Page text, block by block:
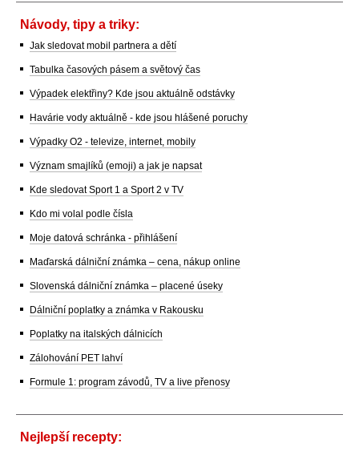
Návody, tipy a triky:
Jak sledovat mobil partnera a dětí
Tabulka časových pásem a světový čas
Výpadek elektřiny? Kde jsou aktuálně odstávky
Havárie vody aktuálně - kde jsou hlášené poruchy
Výpadky O2 - televize, internet, mobily
Význam smajlíků (emoji) a jak je napsat
Kde sledovat Sport 1 a Sport 2 v TV
Kdo mi volal podle čísla
Moje datová schránka - přihlášení
Maďarská dálniční známka – cena, nákup online
Slovenská dálniční známka – placené úseky
Dálniční poplatky a známka v Rakousku
Poplatky na italských dálnicích
Zálohování PET lahví
Formule 1: program závodů, TV a live přenosy
Nejlepší recepty: